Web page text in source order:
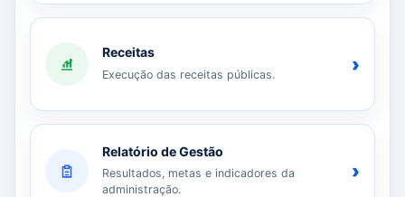
Receitas
Execução das receitas públicas. ›
Relatório de Gestão
Resultados, metas e indicadores da
administração.
›